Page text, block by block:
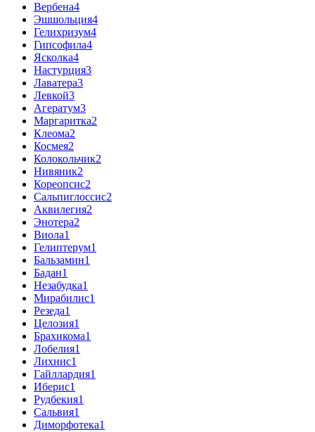
Вербена4
Эшшольция4
Гелихризум4
Гипсофила4
Ясколка4
Настурция3
Лаватера3
Левкой3
Агератум3
Маргаритка2
Клеома2
Космея2
Колокольчик2
Нивяник2
Кореопсис2
Сальпиглоссис2
Аквилегия2
Энотера2
Виола1
Гелиптерум1
Бальзамин1
Бадан1
Незабудка1
Мирабилис1
Резеда1
Целозия1
Брахикома1
Лобелия1
Лихнис1
Гайллардия1
Иберис1
Рудбекия1
Сальвия1
Диморфотека1